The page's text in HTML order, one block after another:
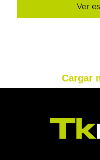
Ver
Cargar